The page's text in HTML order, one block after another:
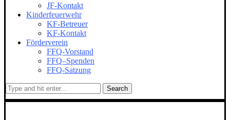
JF-Kontakt
Kinderfeuerwehr
KF-Betreuer
KF-Kontakt
Förderverein
FFQ-Vorstand
FFQ–Spenden
FFQ-Satzung
Search